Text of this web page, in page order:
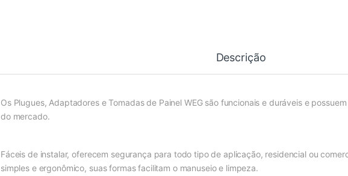
Descrição
Os Plugues, Adaptadores e Tomadas de Painel WEG são funcionais e duráveis e
do mercado.
Fáceis de instalar, oferecem segurança para todo tipo de aplicação, residencial ou
simples e ergonômico, suas formas facilitam o manuseio e limpeza.